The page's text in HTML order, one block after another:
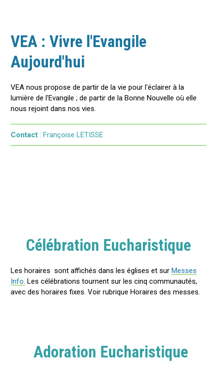
VEA : Vivre l'Evangile
Aujourd'hui
VEA nous propose de partir de la vie pour l'éclairer à la
lumière de l'Evangile ; de partir de la Bonne Nouvelle où elle
nous rejoint dans nos vies.
Contact : Françoise LETISSE
Célébration Eucharistique
Les horaires sont affichés dans les églises et surMesses
Info. Les célébrations tournent sur les cinq communautés,
avec des horaires fixes. Voir rubrique Horaires des messes.
Adoration Eucharistique